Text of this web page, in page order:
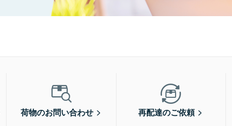
荷物のお問い合わせ 再配達のご依頼